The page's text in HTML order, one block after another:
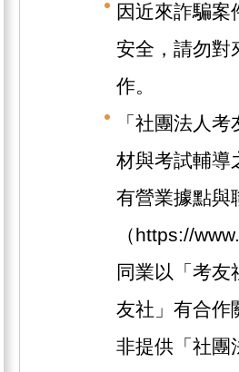
因近來詐騙案
安全，請勿對
作。
「社團法人
材與考試輔導
有營業據點與
（https://
同業以「考友
友社」有合作
非提供「社團